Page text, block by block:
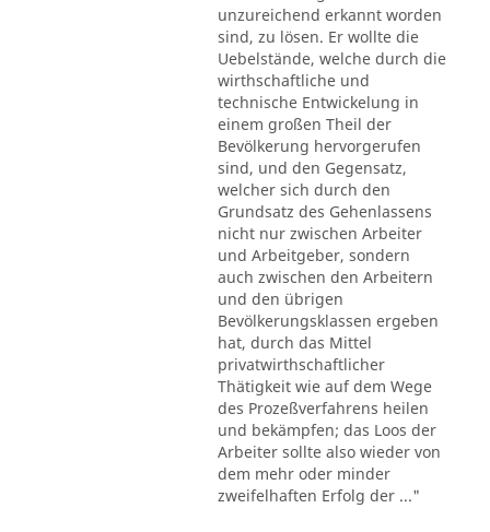
unzureichend erkannt worden
sind, zu lösen. Er wollte die
Uebelstände, welche durch die
wirthschaftliche und
technische Entwickelung in
einem großen Theil der
Bevölkerung hervorgerufen
sind, und den Gegensatz,
welcher sich durch den
Grundsatz des Gehenlassens
nicht nur zwischen Arbeiter
und Arbeitgeber, sondern
auch zwischen den Arbeitern
und den übrigen
Bevölkerungsklassen ergeben
hat, durch das Mittel
privatwirthschaftlicher
Thätigkeit wie auf dem Wege
des Prozeßverfahrens heilen
und bekämpfen; das Loos der
Arbeiter sollte also wieder von
dem mehr oder minder
zweifelhaften Erfolg der ..."